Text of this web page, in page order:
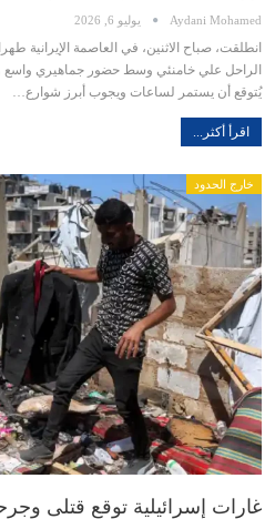
Aydani Mohamed يوليو 6, 2026
انطلقت، صباح الاثنين، في العاصمة الإيرانية
الراحل علي خامنئي وسط حضور جماهيري واسع
يُتوقع أن يستمر لساعات ويجوب أبرز شوارع…
اقرأ أكثر...
خارج الحدود
غارات إسرائيلية توقع قتلى